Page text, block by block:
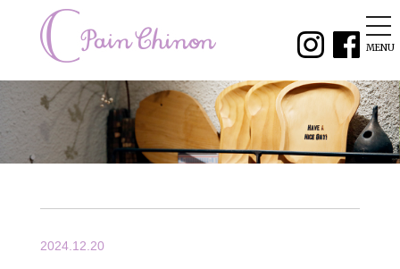
MENU
2024.12.20